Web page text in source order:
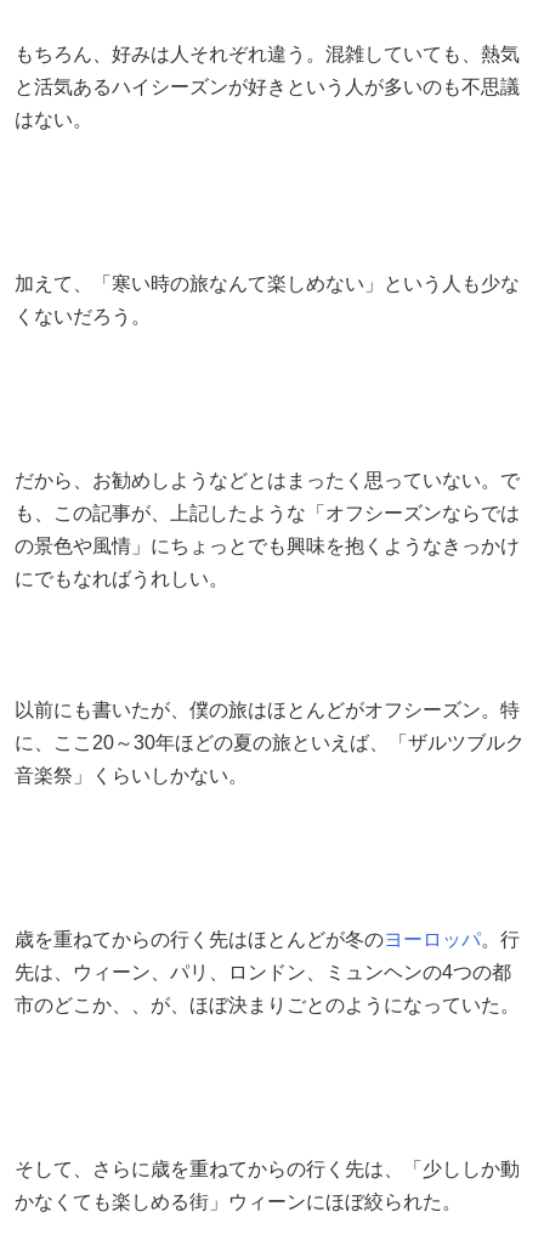
もちろん、好みは人それぞれ違う。混雑していても、熱気
と活気あるハイシーズンが好きという人が多いのも不思議
はない。
加えて、「寒い時の旅なんて楽しめない」という人も少な
くないだろう。
だから、お勧めしようなどとはまったく思っていない。で
も、この記事が、上記したような「オフシーズンならでは
の景色や風情」にちょっとでも興味を抱くようなきっかけ
にでもなればうれしい。
以前にも書いたが、僕の旅はほとんどがオフシーズン。特
に、ここ20～30年ほどの夏の旅といえば、「ザルツブルク
音楽祭」くらいしかない。
歳を重ねてからの行く先はほとんどが冬のヨーロッパ。行
先は、ウィーン、パリ、ロンドン、ミュンヘンの4つの都
市のどこか、、が、ほぼ決まりごとのようになっていた。
そして、さらに歳を重ねてからの行く先は、「少ししか動
かなくても楽しめる街」ウィーンにほぼ絞られた。